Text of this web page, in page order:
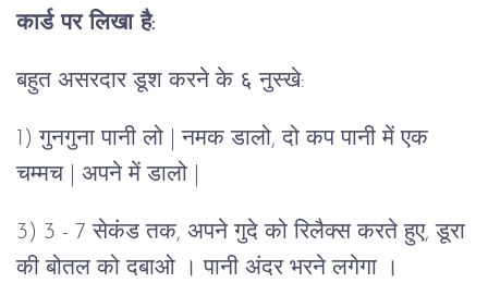
कार्ड पर लिखा है:
बहुत असरदार डूश करने के ६ नुस्खे:
1) गुनगुना पानी लो | नमक डालो, दो कप पानी में एक
चम्मच | अपने में डालो |
3) 3 - 7 सेकंड तक, अपने गुदे को रिलैक्स करते हुए, डूरा
की बोतल को दबाओ । पानी अंदर भरने लगेगा ।